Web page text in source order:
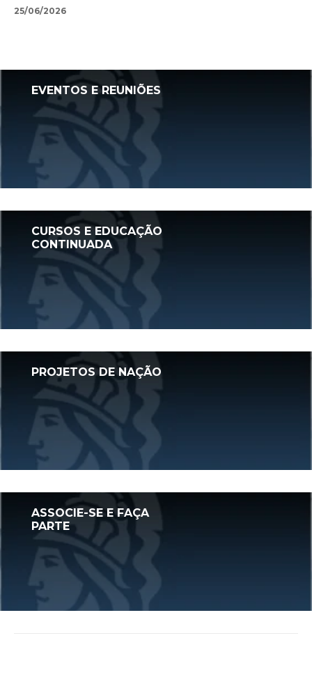
25/06/2026
EVENTOS E REUNIÕES
ACESSAR
CURSOS E EDUCAÇÃO
CONTINUADA
ACESSAR
PROJETOS DE NAÇÃO
ACESSAR
ASSOCIE-SE E FAÇA
PARTE